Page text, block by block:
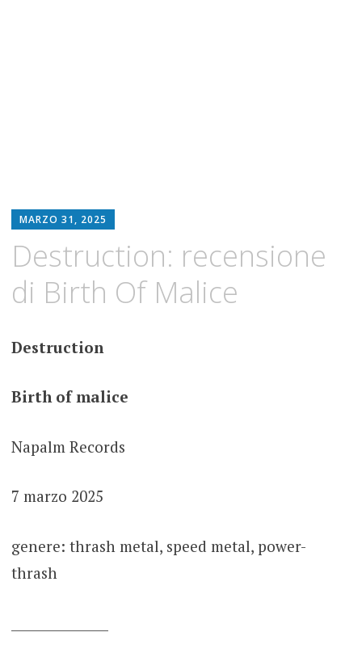
MARZO 31, 2025
Destruction: recensione
di Birth Of Malice
Destruction
Birth of malice
Napalm Records
7 marzo 2025
genere: thrash metal, speed metal, power-
thrash